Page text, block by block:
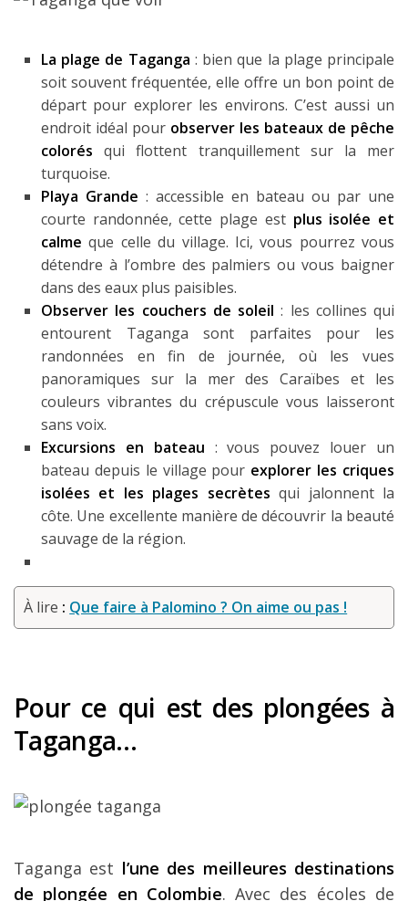
La plage de Taganga : bien que la plage principale
soit souvent fréquentée, elle offre un bon point de
départ pour explorer les environs. C’est aussi un
endroit idéal pour observer les bateaux de pêche
colorés qui flottent tranquillement sur la mer
turquoise.
Playa Grande : accessible en bateau ou par une
courte randonnée, cette plage est plus isolée et
calme que celle du village. Ici, vous pourrez vous
détendre à l’ombre des palmiers ou vous baigner
dans des eaux plus paisibles.
Observer les couchers de soleil : les collines qui
entourent Taganga sont parfaites pour les
randonnées en fin de journée, où les vues
panoramiques sur la mer des Caraïbes et les
couleurs vibrantes du crépuscule vous laisseront
sans voix.
Excursions en bateau : vous pouvez louer un
bateau depuis le village pour explorer les criques
isolées et les plages secrètes qui jalonnent la
côte. Une excellente manière de découvrir la beauté
sauvage de la région.
À lire : Que faire à Palomino ? On aime ou pas !
Pour ce qui est des plongées à
Taganga…
Taganga est l’une des meilleures destinations
de plongée en Colombie. Avec des écoles de